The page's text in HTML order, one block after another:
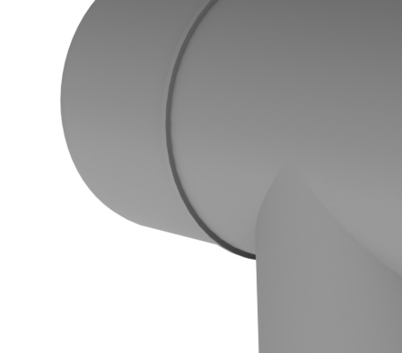
Academy
Over ons
Contact